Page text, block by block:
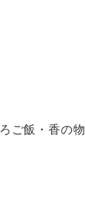
ご飯・香の物